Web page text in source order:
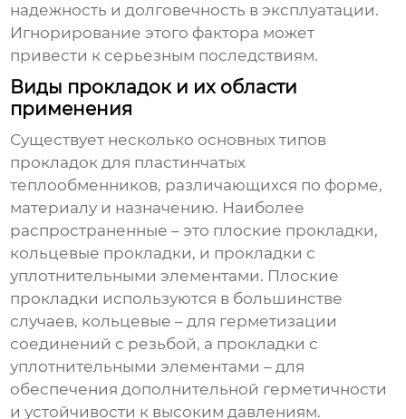
надежность и долговечность в эксплуатации.
Игнорирование этого фактора может
привести к серьезным последствиям.
Виды прокладок и их области
применения
Существует несколько основных типов
прокладок для пластинчатых
теплообменников, различающихся по форме,
материалу и назначению. Наиболее
распространенные – это плоские прокладки,
кольцевые прокладки, и прокладки с
уплотнительными элементами. Плоские
прокладки используются в большинстве
случаев, кольцевые – для герметизации
соединений с резьбой, а прокладки с
уплотнительными элементами – для
обеспечения дополнительной герметичности
и устойчивости к высоким давлениям.